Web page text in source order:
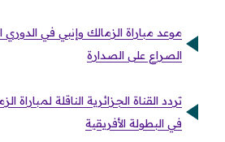
موعد مباراة الزمالك وإنبي في
الصراع على الصدارة
تردد القناة الجزائرية الناقلة لمباراة
في البطولة الأفريقية